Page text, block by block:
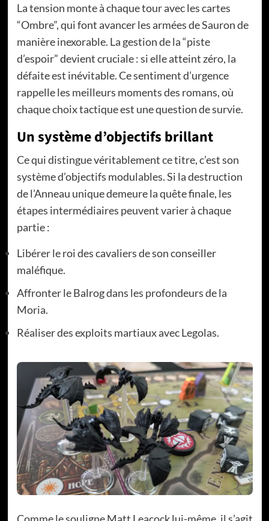
La tension monte à chaque tour avec les cartes
“Ombre”, qui font avancer les armées de Sauron de
manière inexorable. La gestion de la “piste
d’espoir” devient cruciale : si elle atteint zéro, la
défaite est inévitable. Ce sentiment d’urgence
rappelle les meilleurs moments des romans, où
chaque choix tactique est une question de survie.
Un système d’objectifs brillant
Ce qui distingue véritablement ce titre, c’est son
système d’objectifs modulables. Si la destruction
de l’Anneau unique demeure la quête finale, les
étapes intermédiaires peuvent varier à chaque
partie :
Libérer le roi des cavaliers de son conseiller
maléfique.
Affronter le Balrog dans les profondeurs de la
Moria.
Réaliser des exploits martiaux avec Legolas.